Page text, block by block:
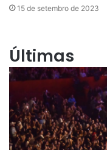
15 de setembro de 2023
Últimas